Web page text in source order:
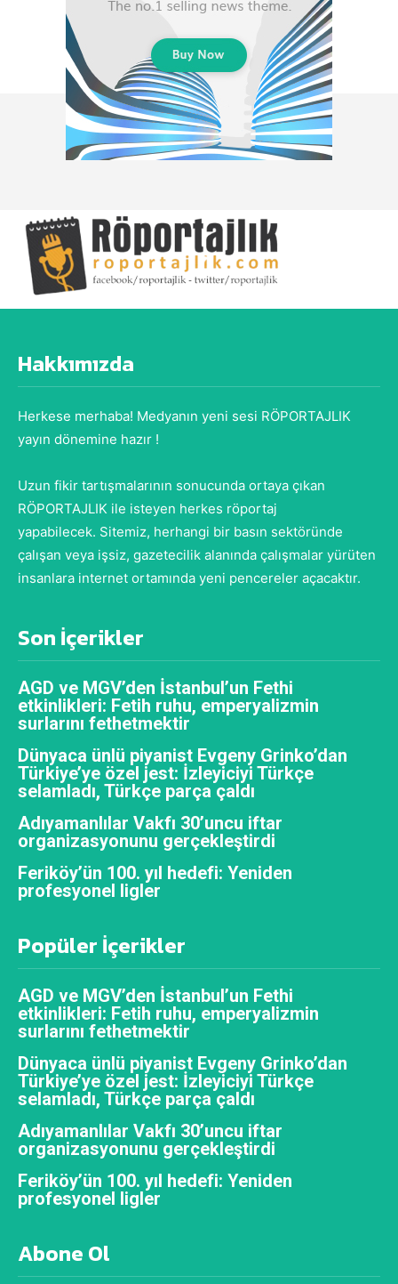
Hakkımızda
Herkese merhaba! Medyanın yeni sesi RÖPORTAJLIK
yayın dönemine hazır !
Uzun fikir tartışmalarının sonucunda ortaya çıkan
RÖPORTAJLIK ile isteyen herkes röportaj
yapabilecek. Sitemiz, herhangi bir basın sektöründe
çalışan veya işsiz, gazetecilik alanında çalışmalar yürüten
insanlara internet ortamında yeni pencereler açacaktır.
Son İçerikler
AGD ve MGV’den İstanbul’un Fethi
etkinlikleri: Fetih ruhu, emperyalizmin
surlarını fethetmektir
Dünyaca ünlü piyanist Evgeny Grinko’dan
Türkiye’ye özel jest: İzleyiciyi Türkçe
selamladı, Türkçe parça çaldı
Adıyamanlılar Vakfı 30’uncu iftar
organizasyonunu gerçekleştirdi
Feriköy’ün 100. yıl hedefi: Yeniden
profesyonel ligler
Popüler İçerikler
AGD ve MGV’den İstanbul’un Fethi
etkinlikleri: Fetih ruhu, emperyalizmin
surlarını fethetmektir
Dünyaca ünlü piyanist Evgeny Grinko’dan
Türkiye’ye özel jest: İzleyiciyi Türkçe
selamladı, Türkçe parça çaldı
Adıyamanlılar Vakfı 30’uncu iftar
organizasyonunu gerçekleştirdi
Feriköy’ün 100. yıl hedefi: Yeniden
profesyonel ligler
Abone Ol